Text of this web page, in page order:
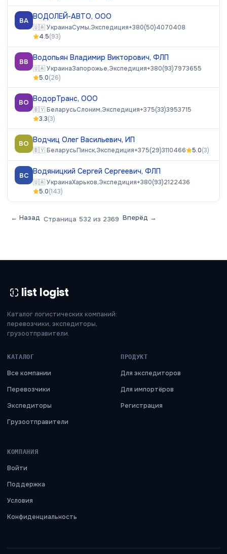
ВА ВОДОЛЕЙ-АВТО, ООО
🇺🇦УкраинаСумы,Экспедиция+380(50)4070408
4.5(93)
ВВ Водопьян Владимир Викторович, ФЛП
🇺🇦УкраинаЗапорожье,Экспедиция+380(93)7973655
5.0(26)
ВО ВодорТранс, ООО
🇧🇾БеларусьСлоним,Экспедиция+375(33)3953715
3.3(3)
ВО Водчиц Олег Васильевич, ИП
🇧🇾БеларусьПинск,Экспедиция+375(29)3110466 5.0(3)
ВС Водяницкий Сергей Сергеевич, ФЛП
🇺🇦УкраинаХарьков,Экспедиция+380(93)2122436
5.0(143)
← Назад Страница 532 из 2369 Вперёд →
list logist
Каталог логистических компаний:
перевозчики, экспедиторы,
грузоотправители.
КАТАЛОГ
Все компании
Перевозчики
Экспедиторы
Грузоотправители
ПРОДУКТ
Для экспедиторов
Для импортёров
Регистрация
КОМПАНИЯ
Войти
Поддержка
Условия
Конфиденциальность